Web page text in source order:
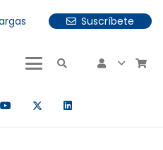
Suscríbete
puedes utilizar las